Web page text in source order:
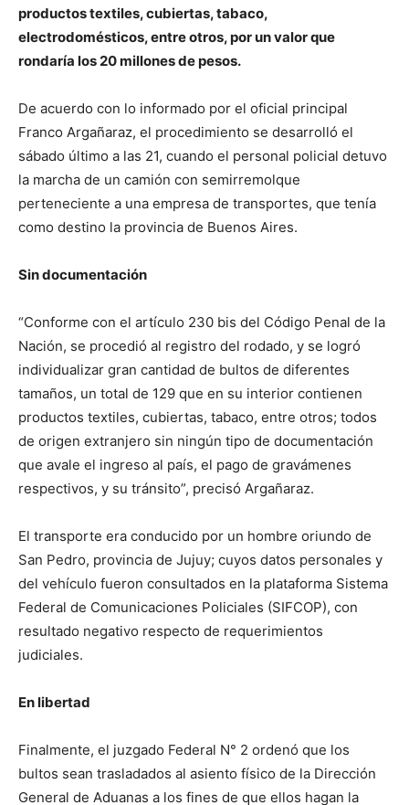
productos textiles, cubiertas, tabaco,
electrodomésticos, entre otros, por un valor que
rondaría los 20 millones de pesos.
De acuerdo con lo informado por el oficial principal
Franco Argañaraz, el procedimiento se desarrolló el
sábado último a las 21, cuando el personal policial detuvo
la marcha de un camión con semirremolque
perteneciente a una empresa de transportes, que tenía
como destino la provincia de Buenos Aires.
Sin documentación
“Conforme con el artículo 230 bis del Código Penal de la
Nación, se procedió al registro del rodado, y se logró
individualizar gran cantidad de bultos de diferentes
tamaños, un total de 129 que en su interior contienen
productos textiles, cubiertas, tabaco, entre otros; todos
de origen extranjero sin ningún tipo de documentación
que avale el ingreso al país, el pago de gravámenes
respectivos, y su tránsito”, precisó Argañaraz.
El transporte era conducido por un hombre oriundo de
San Pedro, provincia de Jujuy; cuyos datos personales y
del vehículo fueron consultados en la plataforma Sistema
Federal de Comunicaciones Policiales (SIFCOP), con
resultado negativo respecto de requerimientos
judiciales.
En libertad
Finalmente, el juzgado Federal N° 2 ordenó que los
bultos sean trasladados al asiento físico de la Dirección
General de Aduanas a los fines de que ellos hagan la